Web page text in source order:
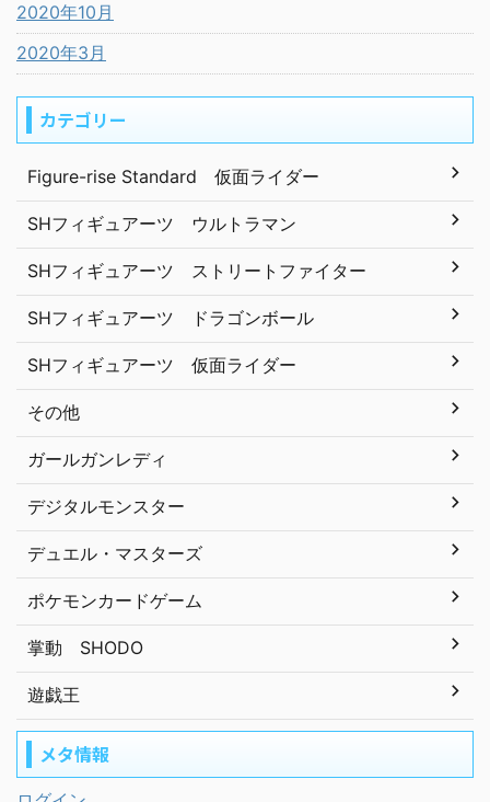
2020年10月
2020年3月
カテゴリー
Figure-rise Standard 仮面ライダー
SHフィギュアーツ ウルトラマン
SHフィギュアーツ ストリートファイター
SHフィギュアーツ ドラゴンボール
SHフィギュアーツ 仮面ライダー
その他
ガールガンレディ
デジタルモンスター
デュエル・マスターズ
ポケモンカードゲーム
掌動 SHODO
遊戯王
メタ情報